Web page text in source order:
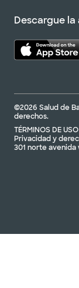
Descargue la
©2026 Salud de
derechos.
TÉRMINOS DE USO
Privacidad y
301 norte avenida